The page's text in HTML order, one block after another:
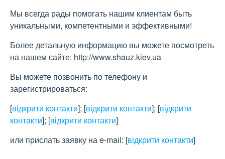
Мы всегда рады помогать нашим клиентам быть
уникальными, компетентными и эффективными!
Более детальную информацию вы можете посмотреть
на нашем сайте: http://www.shauz.kіev.ua
Вы можете позвонить по телефону и
зарегистрироваться:
[відкрити контакти]; [відкрити контакти]; [відкрити
контакти]; [відкрити контакти]
или прислать заявку на e-maіl: [відкрити контакти]